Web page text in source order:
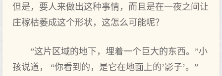
但是，要人来做出这种事情，而且是在一夜之间让
庄稼枯萎成这个形状，这怎么可能呢？
”这片区域的地下，埋着一个巨大的东西。”小
孩说道， “你看到的，是它在地面上的’影子’。”